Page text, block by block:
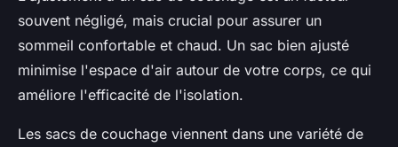
souvent négligé, mais crucial pour assurer un
sommeil confortable et chaud. Un sac bien ajusté
minimise l'espace d'air autour de votre corps, ce qui
améliore l'efficacité de l'isolation.
Les sacs de couchage viennent dans une variété de